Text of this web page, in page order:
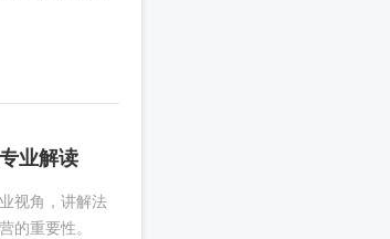
业解读
视角，讲解法
重要性。